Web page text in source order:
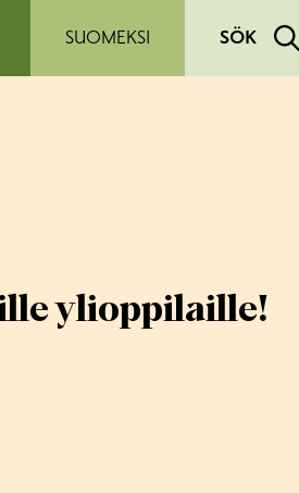
SUOMEKSI
SÖK
ylioppilaille!